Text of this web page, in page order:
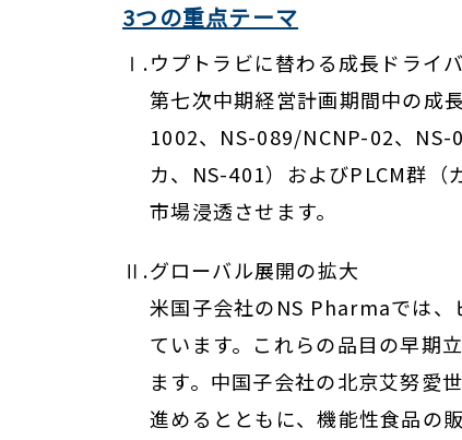
3つの重点テーマ
Ⅰ.ウプトラビに替わる成長ドライ
第七次中期経営計画期間中の成
1002、NS-089/NCNP-02、NS-
カ、NS-401）およびPLCM群（
市場浸透させます。
Ⅱ.グローバル展開の拡大
米国子会社のNS Pharmaでは、
ています。これらの品目の早期
ます。中国子会社の北京艾努愛
進めるとともに、機能性食品の